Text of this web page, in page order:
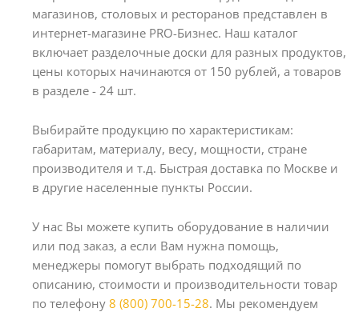
магазинов, столовых и ресторанов представлен в
интернет-магазине PRO-Бизнес. Наш каталог
включает разделочные доски для разных продуктов,
цены которых начинаются от 150 рублей, а товаров
в разделе - 24 шт.
Выбирайте продукцию по характеристикам:
габаритам, материалу, весу, мощности, стране
производителя и т.д. Быстрая доставка по Москве и
в другие населенные пункты России.
У нас Вы можете купить оборудование в наличии
или под заказ, а если Вам нужна помощь,
менеджеры помогут выбрать подходящий по
описанию, стоимости и производительности товар
по телефону 8 (800) 700-15-28. Мы рекомендуем